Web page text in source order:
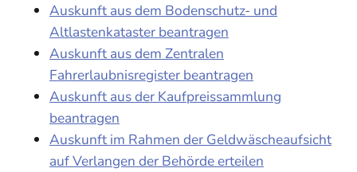
Auskunft aus dem Bodenschutz- und
Altlastenkataster beantragen
Auskunft aus dem Zentralen
Fahrerlaubnisregister beantragen
Auskunft aus der Kaufpreissammlung
beantragen
Auskunft im Rahmen der Geldwäscheaufsicht
auf Verlangen der Behörde erteilen